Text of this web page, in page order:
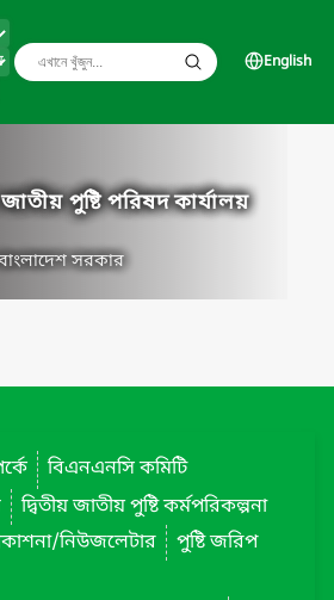
English
পুষ্টি পরিষদ কার্যালয়
বাংলাদেশ সরকার
বিএনএনসি কমিটি
দ্বিতীয় জাতীয় পুষ্টি কর্মপরিকল্পনা
নিউজলেটার
পুষ্টি জরিপ